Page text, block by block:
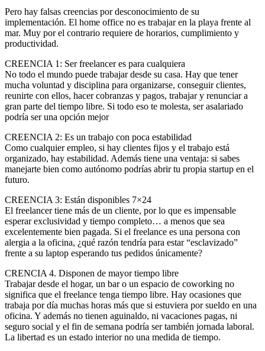
Pero hay falsas creencias por desconocimiento de su
implementación. El home office no es trabajar en la playa frente al
mar. Muy por el contrario requiere de horarios, cumplimiento y
productividad.
CREENCIA 1: Ser freelancer es para cualquiera
No todo el mundo puede trabajar desde su casa. Hay que tener
mucha voluntad y disciplina para organizarse, conseguir clientes,
reunirte con ellos, hacer cobranzas y pagos, trabajar y renunciar a
gran parte del tiempo libre. Si todo eso te molesta, ser asalariado
podría ser una opción mejor
CREENCIA 2: Es un trabajo con poca estabilidad
Como cualquier empleo, si hay clientes fijos y el trabajo está
organizado, hay estabilidad. Además tiene una ventaja: si sabes
manejarte bien como autónomo podrías abrir tu propia startup en el
futuro.
CREENCIA 3: Están disponibles 7×24
El freelancer tiene más de un cliente, por lo que es impensable
esperar exclusividad y tiempo completo… a menos que sea
excelentemente bien pagada. Si el freelance es una persona con
alergia a la oficina, ¿qué razón tendría para estar “esclavizado”
frente a su laptop esperando tus pedidos únicamente?
CRENCIA 4. Disponen de mayor tiempo libre
Trabajar desde el hogar, un bar o un espacio de coworking no
significa que el freelance tenga tiempo libre. Hay ocasiones que
trabaja por día muchas horas más que si estuviera por sueldo en una
oficina. Y además no tienen aguinaldo, ni vacaciones pagas, ni
seguro social y el fin de semana podría ser también jornada laboral.
La libertad es un estado interior no una medida de tiempo.